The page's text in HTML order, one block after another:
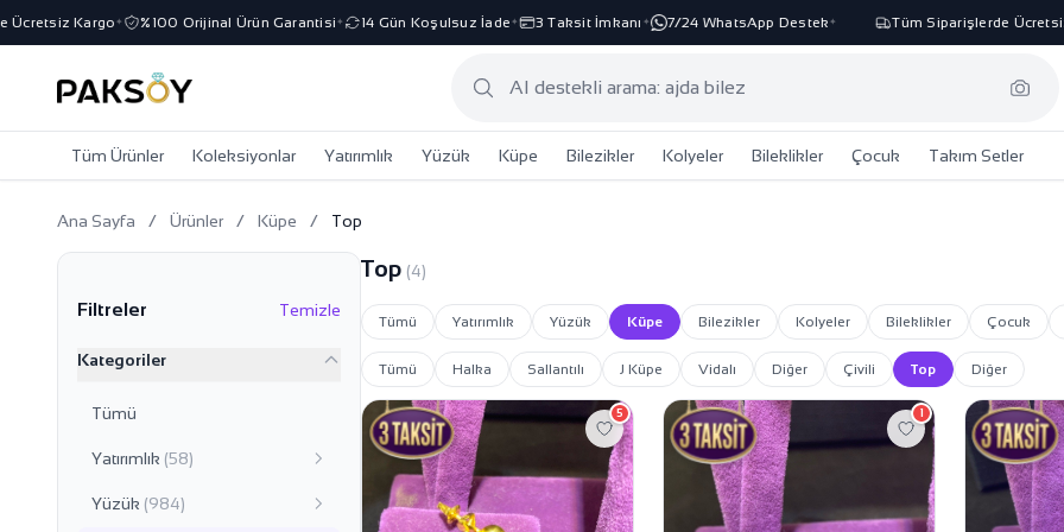
Kargo✦ %100 Orijinal Ürün Garantisi✦ 14 Gün Koşulsuz İade ✦ 3 Taksit İmkanı✦ 7/24 WhatsApp Destek✦ Tüm Siparişlerde Ücretsiz
Tüm Ürünler Koleksiyonlar Yatırımlık Yüzük Küpe Bilezikler Kolyeler Bileklikler Çocuk Takım Setler
Ana Sayfa / Ürünler / Küpe / Top
Filtreler Temizle
Kategoriler
Tümü
Yatırımlık (58)
Yüzük (984)
Top (4)
Tümü Yatırımlık Yüzük Küpe Bilezikler Kolyeler Bileklikler Çocuk
Tümü Halka Sallantılı J Küpe Vidalı Diğer Çivili Top Diğer
5 1